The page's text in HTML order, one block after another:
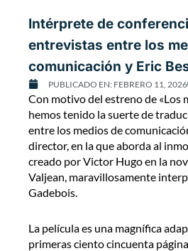
Intérprete de
entrevistas entre los
comunicación y Eric
PUBLICADO EN: FEBRERO 11, 2026
Con motivo del estreno de «Los
hemos tenido la suerte de
entre los medios de
director, en la que aborda al
creado por Victor Hugo en la
Valjean, maravillosamente
Gadebois.
La película es una magnífica
primeras ciento cincuenta